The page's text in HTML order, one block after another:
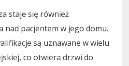
staje się również
nad pacjentem w jego domu.
są uznawane w wielu
co otwiera drzwi do